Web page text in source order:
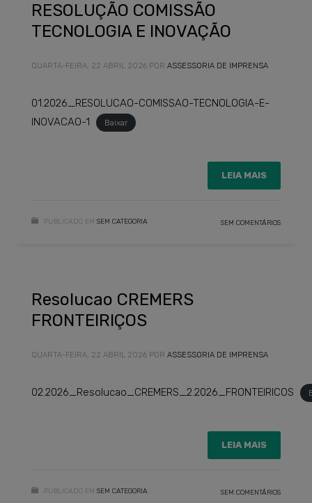
RESOLUÇÃO COMISSÃO
TECNOLOGIA E INOVAÇÃO
QUARTA-FEIRA, 22 ABRIL 2026 POR ASSESSORIA DE IMPRENSA
01.2026_RESOLUCAO-COMISSAO-TECNOLOGIA-E-
INOVACAO-1
Baixar
LEIA MAIS
PUBLICADO EM SEM CATEGORIA SEM COMENTÁRIOS
Resolucao CREMERS
FRONTEIRIÇOS
QUARTA-FEIRA, 22 ABRIL 2026 POR ASSESSORIA DE IMPRENSA
02.2026_Resolucao_CREMERS_2.2026_FRONTEIRICOS
LEIA MAIS
PUBLICADO EM SEM CATEGORIA SEM COMENTÁRIOS